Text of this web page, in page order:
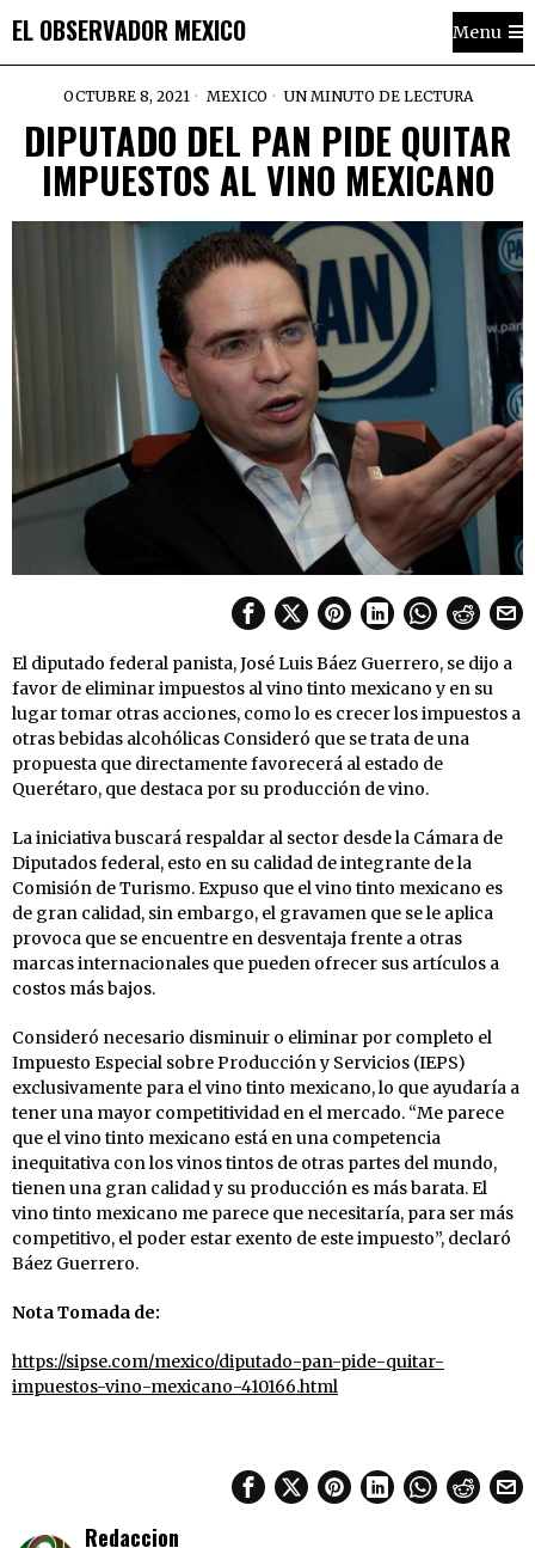
EL OBSERVADOR MEXICO Menu
OCTUBRE 8, 2021 MEXICO UN MINUTO DE LECTURA
DIPUTADO DEL PAN PIDE QUITAR
IMPUESTOS AL VINO MEXICANO
El diputado federal panista, José Luis Báez Guerrero, se dijo a
favor de eliminar impuestos al vino tinto mexicano y en su
lugar tomar otras acciones, como lo es crecer los impuestos a
otras bebidas alcohólicas Consideró que se trata de una
propuesta que directamente favorecerá al estado de
Querétaro, que destaca por su producción de vino.
La iniciativa buscará respaldar al sector desde la Cámara de
Diputados federal, esto en su calidad de integrante de la
Comisión de Turismo. Expuso que el vino tinto mexicano es
de gran calidad, sin embargo, el gravamen que se le aplica
provoca que se encuentre en desventaja frente a otras
marcas internacionales que pueden ofrecer sus artículos a
costos más bajos.
Consideró necesario disminuir o eliminar por completo el
Impuesto Especial sobre Producción y Servicios (IEPS)
exclusivamente para el vino tinto mexicano, lo que ayudaría a
tener una mayor competitividad en el mercado. “Me parece
que el vino tinto mexicano está en una competencia
inequitativa con los vinos tintos de otras partes del mundo,
tienen una gran calidad y su producción es más barata. El
vino tinto mexicano me parece que necesitaría, para ser más
competitivo, el poder estar exento de este impuesto”, declaró
Báez Guerrero.
Nota Tomada de:
https://sipse.com/mexico/diputado-pan-pide-quitar-
impuestos-vino-mexicano-410166.html
Redaccion